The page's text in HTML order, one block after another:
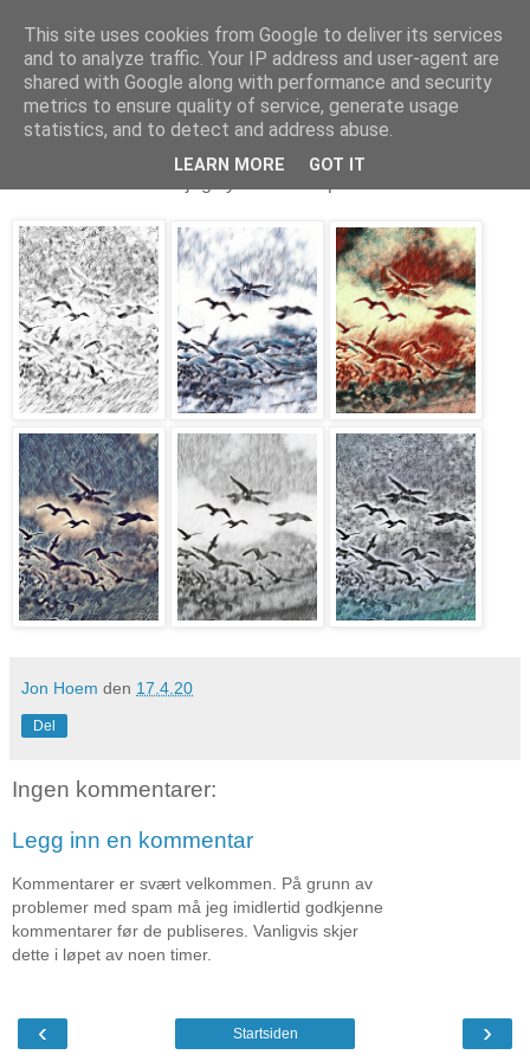
17. april 2020
Filtertest
Jon Hoem den 17.4.20
Del
Ingen kommentarer:
Legg inn en kommentar
Kommentarer er svært velkommen. På grunn av
problemer med spam må jeg imidlertid godkjenne
kommentarer før de publiseres. Vanligvis skjer
dette i løpet av noen timer.
‹ ›
Startsiden
This site uses cookies from Google to deliver its services
and to analyze traffic. Your IP address and user-agent are
shared with Google along with performance and security
metrics to ensure quality of service, generate usage
statistics, and to detect and address abuse.
LEARN MORE GOT IT